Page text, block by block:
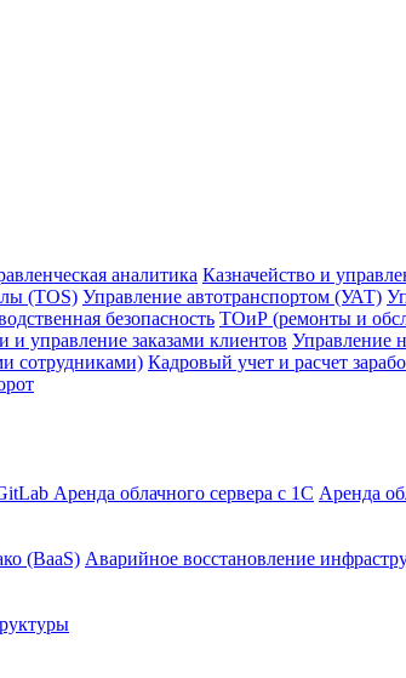
аналитика Казначейство и
(TOS) Управление автотранспортом (УАТ)
безопасность ТОиР (ремонты и
и управление заказами клиентов Управление
сотрудниками) Кадровый учет и расчет
Аренда облачного сервера с 1С Аренда
(BaaS) Аварийное восстановление